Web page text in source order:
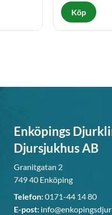
Enköpings
Djursjukhus AB
Granitgatan 2
749 40 Enköping
Telefon:0171-44 14 80
E-post: